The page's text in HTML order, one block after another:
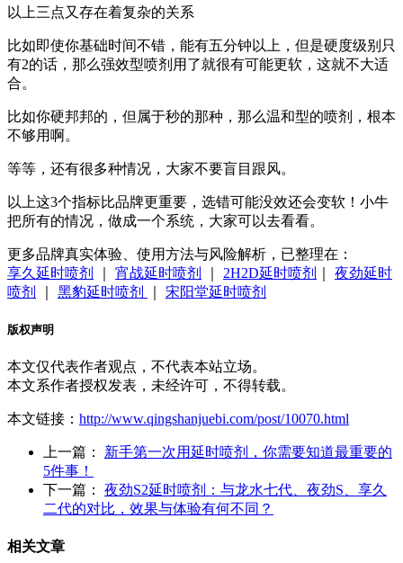
以上三点又存在着复杂的关系
比如即使你基础时间不错，能有五分钟以上，但是硬度级别只
有2的话，那么强效型喷剂用了就很有可能更软，这就不大适
合。
比如你硬邦邦的，但属于秒的那种，那么温和型的喷剂，根本
不够用啊。
等等，还有很多种情况，大家不要盲目跟风。
以上这3个指标比品牌更重要，选错可能没效还会变软！小牛
把所有的情况，做成一个系统，大家可以去看看。
更多品牌真实体验、使用方法与风险解析，已整理在：
享久延时喷剂
宵战延时喷剂 2H2D延时喷剂
夜劲延时
喷剂
黑豹延时喷剂 宋阳堂延时喷剂
版权声明
本文仅代表作者观点，不代表本站立场。
本文系作者授权发表，未经许可，不得转载。
本文链接： http://www.qingshanjuebi.com/post/10070.html
上一篇： 新手第一次用延时喷剂，你需要知道最重要的
5件事！
下一篇： 夜劲S2延时喷剂：与龙水七代、夜劲S、享久
二代的对比，效果与体验有何不同？
相关文章